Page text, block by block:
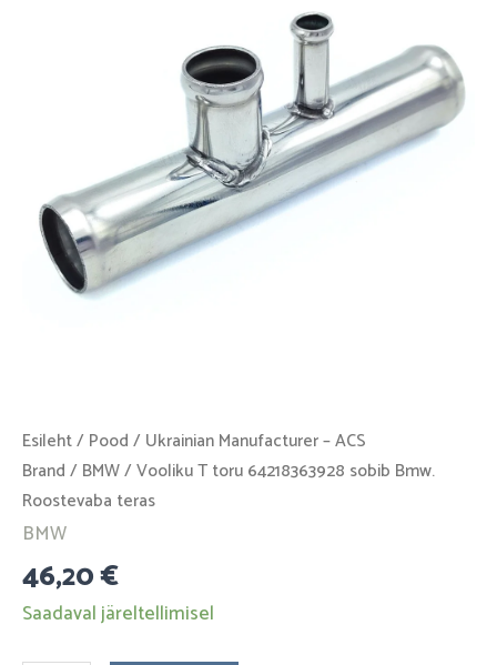
Esileht/ Pood / Ukrainian Manufacturer – ACS
Brand / BMW/ Vooliku T toru 64218363928 sobib Bmw.
Roostevaba teras
BMW
46,20€
Saadaval järeltellimisel
kogus